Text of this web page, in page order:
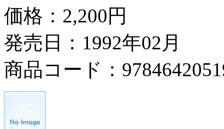
価格： 2,200円
発売日：1992年02月
商品コード：